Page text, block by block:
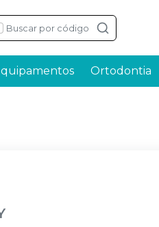
Buscar por código
Ortodontia